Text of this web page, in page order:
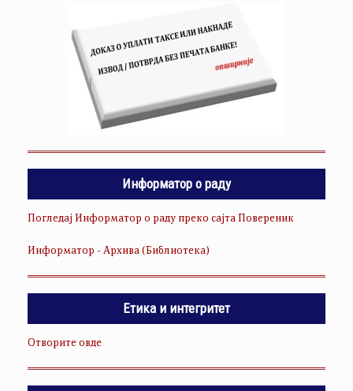
Информатор о раду
Погледај Информатор о раду преко сајта Повереник
Информатор - Архива (Библиотека)
Етика и интегритет
Отворите овде